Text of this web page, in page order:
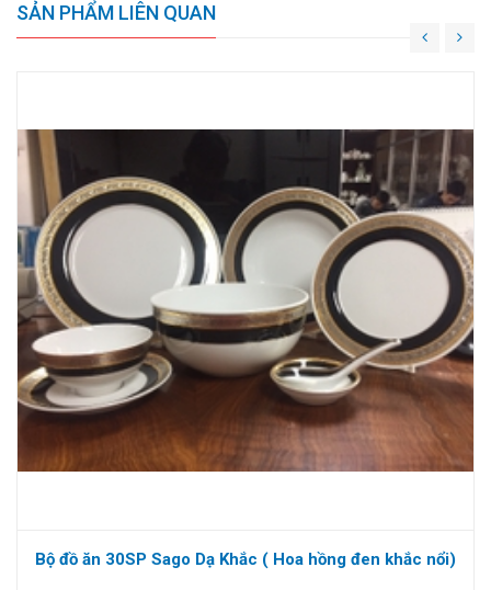
SẢN PHẨM LIÊN QUAN
Bộ đồ ăn 30SP Sago Dạ Khắc ( Hoa hồng đen khắc nổi)